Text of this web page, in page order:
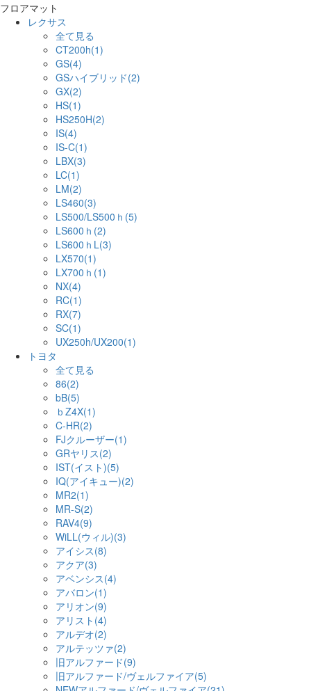
フロアマット
レクサス
全て見る
CT200h(1)
GS(4)
GSハイブリッド(2)
GX(2)
HS(1)
HS250H(2)
IS(4)
IS-C(1)
LBX(3)
LC(1)
LM(2)
LS460(3)
LS500/LS500ｈ(5)
LS600ｈ(2)
LS600ｈL(3)
LX570(1)
LX700ｈ(1)
NX(4)
RC(1)
RX(7)
SC(1)
UX250h/UX200(1)
トヨタ
全て見る
86(2)
bB(5)
ｂZ4X(1)
C-HR(2)
FJクルーザー(1)
GRヤリス(2)
IST(イスト)(5)
IQ(アイキュー)(2)
MR2(1)
MR-S(2)
RAV4(9)
WiLL(ウィル)(3)
アイシス(8)
アクア(3)
アベンシス(4)
アバロン(1)
アリオン(9)
アリスト(4)
アルデオ(2)
アルテッツァ(2)
旧アルファード(9)
旧アルファード/ヴェルファイア(5)